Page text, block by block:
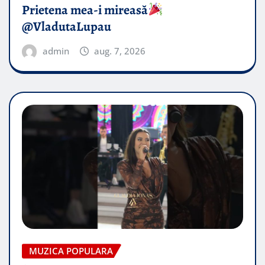
Prietena mea-i mireasă​
@VladutaLupau
admin aug. 7, 2026
MUZICA POPULARA